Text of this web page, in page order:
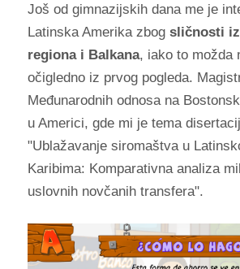
Još od gimnazijskih dana me je
Latinska Amerika zbog sličnosti
regiona i Balkana, iako to možda
očigledno iz prvog pogleda.
Međunarodnih odnosa na
u Americi, gde mi je tema
"Ublažavanje siromaštva u
Karibima: Komparativna analiza
uslovnih novčanih transfera".